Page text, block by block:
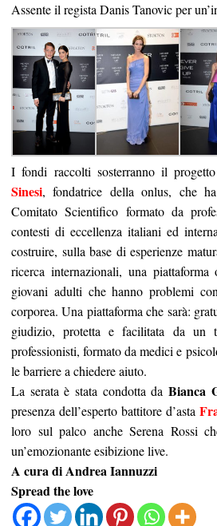
Assente il regista Danis Tanovic per
I fondi raccolti sosterranno il
Sinesi, fondatrice della onlus, che
Comitato Scientifico formato da
contesti di eccellenza italiani ed
costruire, sulla base di esperienze
ricerca internazionali, una
giovani adulti che hanno problemi
corporea. Una piattaforma che sarà:
giudizio, protetta e facilitata da un
professionisti, formato da medici e
le barriere a chiedere aiuto.
La serata è stata condotta daBianca
presenza dell’esperto battitore d’asta
loro sul palco anche Serena Rossi
un’emozionante esibizione live.
A cura di Andrea Iannuzzi
Spread the love